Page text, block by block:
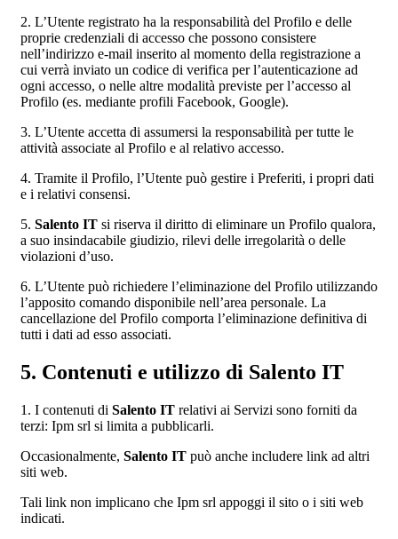
2. L’Utente registrato ha la responsabilità del Profilo e delle
proprie credenziali di accesso che possono consistere
nell’indirizzo e-mail inserito al momento della registrazione a
cui verrà inviato un codice di verifica per l’autenticazione ad
ogni accesso, o nelle altre modalità previste per l’accesso al
Profilo (es. mediante profili Facebook, Google).
3. L’Utente accetta di assumersi la responsabilità per tutte le
attività associate al Profilo e al relativo accesso.
4. Tramite il Profilo, l’Utente può gestire i Preferiti, i propri dati
e i relativi consensi.
5. Salento IT si riserva il diritto di eliminare un Profilo qualora,
a suo insindacabile giudizio, rilevi delle irregolarità o delle
violazioni d’uso.
6. L’Utente può richiedere l’eliminazione del Profilo utilizzando
l’apposito comando disponibile nell’area personale. La
cancellazione del Profilo comporta l’eliminazione definitiva di
tutti i dati ad esso associati.
5. Contenuti e utilizzo di Salento IT
1. I contenuti di Salento IT relativi ai Servizi sono forniti da
terzi: Ipm srl si limita a pubblicarli.
Occasionalmente, Salento IT può anche includere link ad altri
siti web.
Tali link non implicano che Ipm srl appoggi il sito o i siti web
indicati.